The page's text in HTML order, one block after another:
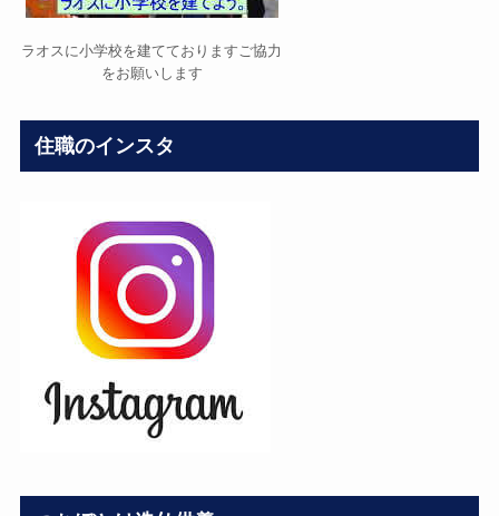
ラオスに小学校を建てておりますご協力
をお願いします
住職のインスタ